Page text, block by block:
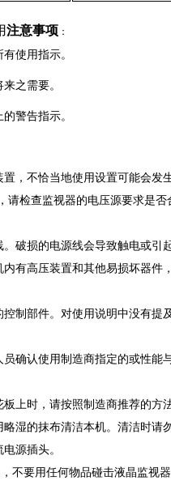
注意事项 ：
使用指示。
之需要。
警告指示。
不恰当地使用设置可能会发
请检查监视器的电压源要求是
破损的电源线会导致触电或引
有高压装置和其他易损坏器
制部件。对使用说明中没有
确认使用制造商指定的或性
上时，请按照制造商推荐的方
湿的抹布清洁本机。清洁时请
源插头。
不要用任何物品碰击液晶监视